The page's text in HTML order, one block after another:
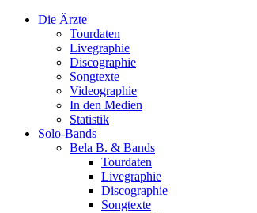
Die Ärzte
Tourdaten
Livegraphie
Discographie
Songtexte
Videographie
In den Medien
Statistik
Solo-Bands
Bela B. & Bands
Tourdaten
Livegraphie
Discographie
Songtexte